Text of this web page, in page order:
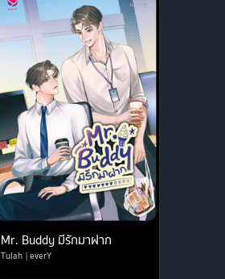
Mr. Buddy มีรักมาฝาก
Tulah everY